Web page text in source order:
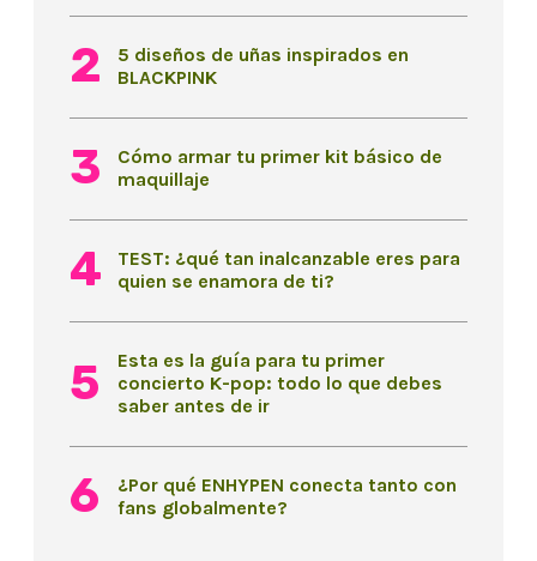
5 diseños de uñas inspirados en
BLACKPINK
Cómo armar tu primer kit básico de
maquillaje
TEST: ¿qué tan inalcanzable eres para
quien se enamora de ti?
Esta es la guía para tu primer
concierto K-pop: todo lo que debes
saber antes de ir
¿Por qué ENHYPEN conecta tanto con
fans globalmente?